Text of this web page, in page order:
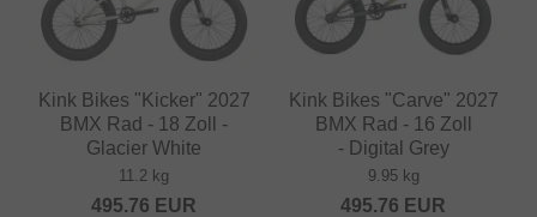
Kink Bikes "Kicker" 2027
BMX Rad - 18 Zoll -
Glacier White
11.2 kg
495.76 EUR
Kink Bikes "Carve" 2027
BMX Rad - 16 Zoll
- Digital Grey
9.95 kg
495.76 EUR